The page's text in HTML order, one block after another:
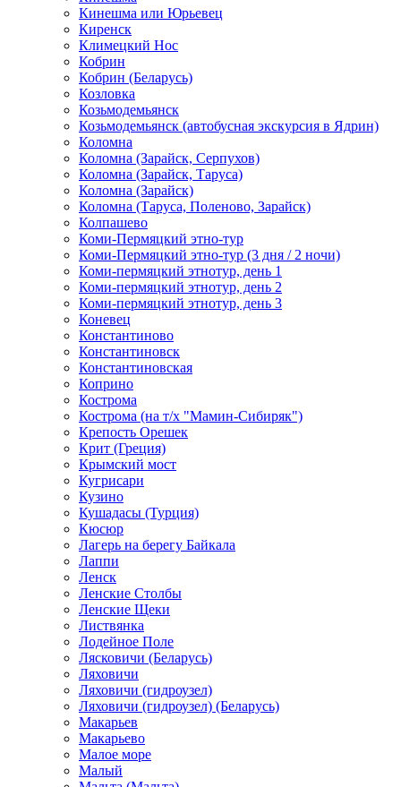
Кинешма или Юрьевец
Киренск
Климецкий Нос
Кобрин
Кобрин (Беларусь)
Козловка
Козьмодемьянск
Козьмодемьянск (автобусная экскурсия в Ядрин)
Коломна
Коломна (Зарайск, Серпухов)
Коломна (Зарайск, Таруса)
Коломна (Зарайск)
Коломна (Таруса, Поленово, Зарайск)
Колпашево
Коми-Пермяцкий этно-тур
Коми-Пермяцкий этно-тур (3 дня / 2 ночи)
Коми-пермяцкий этнотур, день 1
Коми-пермяцкий этнотур, день 2
Коми-пермяцкий этнотур, день 3
Коневец
Константиново
Константиновск
Константиновская
Коприно
Кострома
Кострома (на т/х "Мамин-Сибиряк")
Крепость Орешек
Крит (Греция)
Крымский мост
Кугрисари
Кузино
Кушадасы (Турция)
Кюсюр
Лагерь на берегу Байкала
Лаппи
Ленск
Ленские Столбы
Ленские Щеки
Листвянка
Лодейное Поле
Лясковичи (Беларусь)
Ляховичи
Ляховичи (гидроузел)
Ляховичи (гидроузел) (Беларусь)
Макарьев
Макарьево
Малое море
Малый